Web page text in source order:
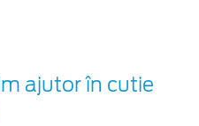
ajutor în cutie